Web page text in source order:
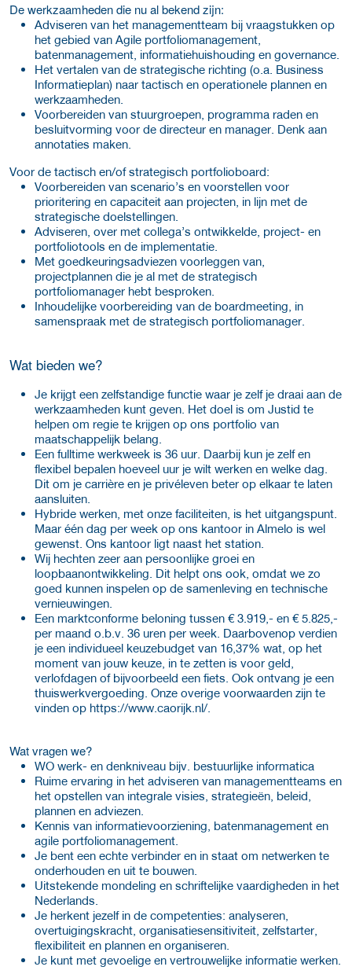
De werkzaamheden die nu al bekend zijn:
Adviseren van het managementteam bij vraagstukken op
het gebied van Agile portfoliomanagement,
batenmanagement, informatiehuishouding en governance.
Het vertalen van de strategische richting (o.a. Business
Informatieplan) naar tactisch en operationele plannen en
werkzaamheden.
Voorbereiden van stuurgroepen, programma raden en
besluitvorming voor de directeur en manager. Denk aan
annotaties maken.
Voor de tactisch en/of strategisch portfolioboard:
Voorbereiden van scenario’s en voorstellen voor
prioritering en capaciteit aan projecten, in lijn met de
strategische doelstellingen.
Adviseren, over met collega’s ontwikkelde, project- en
portfoliotools en de implementatie.
Met goedkeuringsadviezen voorleggen van,
projectplannen die je al met de strategisch
portfoliomanager hebt besproken.
Inhoudelijke voorbereiding van de boardmeeting, in
samenspraak met de strategisch portfoliomanager.
Wat bieden we?
Je krijgt een zelfstandige functie waar je zelf je draai aan de
werkzaamheden kunt geven. Het doel is om Justid te
helpen om regie te krijgen op ons portfolio van
maatschappelijk belang.
Een fulltime werkweek is 36 uur. Daarbij kun je zelf en
flexibel bepalen hoeveel uur je wilt werken en welke dag.
Dit om je carrière en je privéleven beter op elkaar te laten
aansluiten.
Hybride werken, met onze faciliteiten, is het uitgangspunt.
Maar één dag per week op ons kantoor in Almelo is wel
gewenst. Ons kantoor ligt naast het station.
Wij hechten zeer aan persoonlijke groei en
loopbaanontwikkeling. Dit helpt ons ook, omdat we zo
goed kunnen inspelen op de samenleving en technische
vernieuwingen.
Een marktconforme beloning tussen € 3.919,- en € 5.825,-
per maand o.b.v. 36 uren per week. Daarbovenop verdien
je een individueel keuzebudget van 16,37% wat, op het
moment van jouw keuze, in te zetten is voor geld,
verlofdagen of bijvoorbeeld een fiets. Ook ontvang je een
thuiswerkvergoeding. Onze overige voorwaarden zijn te
vinden op https://www.caorijk.nl/.
Wat vragen we?
WO werk- en denkniveau bijv. bestuurlijke informatica
Ruime ervaring in het adviseren van managementteams en
het opstellen van integrale visies, strategieën, beleid,
plannen en adviezen.
Kennis van informatievoorziening, batenmanagement en
agile portfoliomanagement.
Je bent een echte verbinder en in staat om netwerken te
onderhouden en uit te bouwen.
Uitstekende mondeling en schriftelijke vaardigheden in het
Nederlands.
Je herkent jezelf in de competenties: analyseren,
overtuigingskracht, organisatiesensitiviteit, zelfstarter,
flexibiliteit en plannen en organiseren.
Je kunt met gevoelige en vertrouwelijke informatie werken.